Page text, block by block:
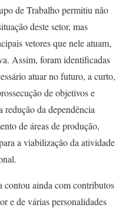
de Trabalho permitiu não
deste setor, mas
vetores que nele atuam,
Assim, foram identificadas
atuar no futuro, a curto,
de objetivos e
redução da dependência
de áreas de produção,
a viabilização da atividade
contou ainda com contributos
e de várias personalidades